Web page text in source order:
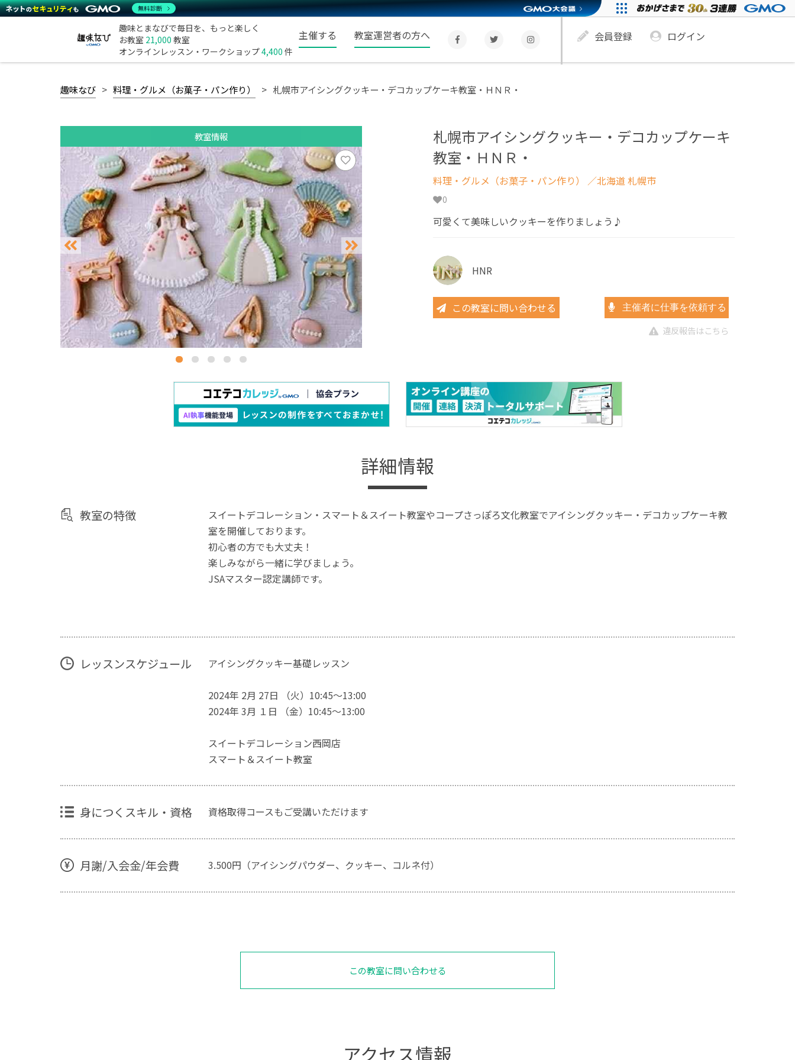
趣味とまなびで毎日を、もっと楽しく
お教室 21,000 教室
オンラインレッスン・ワークショップ4,400 件
主催する 教室運営者の方へ 会員登録 ログイン
趣味なび 料理・グルメ（お菓子・パン作り） 札幌市アイシングクッキー・デコカップケーキ教室・ＨＮＲ・
教室情報
札幌市アイシングクッキー・デコカップケーキ
教室・ＨＮＲ・
料理・グルメ（お菓子・パン作り） ／北海道 札幌市
0
可愛くて美味しいクッキーを作りましょう♪
HNR
この教室に問い合わせる 主催者に仕事を依頼する
違反報告はこちら
詳細情報
教室の特徴
スイートデコレーション・スマート＆スイート教室やコープさっぽろ文化教室でアイシングクッキー・デコカップケーキ教
室を開催しております。
初心者の方でも大丈夫！
楽しみながら一緒に学びましょう。
JSAマスター認定講師です。
レッスンスケジュール アイシングクッキー基礎レッスン
2024年 2月 27日 （火）10:45～13:00
2024年 3月 １日 （金）10:45～13:00
スイートデコレーション西岡店
スマート＆スイート教室
身につくスキル・資格 資格取得コースもご受講いただけます
月謝/入会金/年会費 3.500円（アイシングパウダー、クッキー、コルネ付）
この教室に問い合わせる
アクセス情報
無料診断